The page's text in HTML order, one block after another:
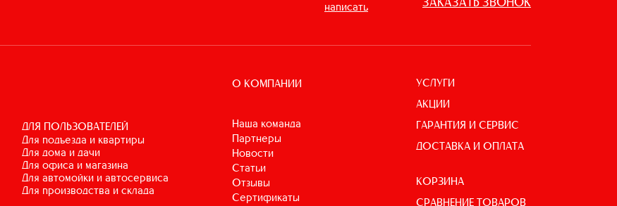
написать
ДЛЯ ПОЛЬЗОВАТЕЛЕЙ
для подъезда и квартиры
для дома и дачи
для офиса и магазина
для автомойки и автосервиса
для производства и склада
О КОМПАНИИ
Наша команда
Партнеры
Новости
Статьи
Отзывы
Сертификаты
УСЛУГИ
АКЦИИ
ГАРАНТИЯ И СЕРВИС
ДОСТАВКА И ОПЛАТА
КОРЗИНА
СРАВНЕНИЕ ТОВАРОВ